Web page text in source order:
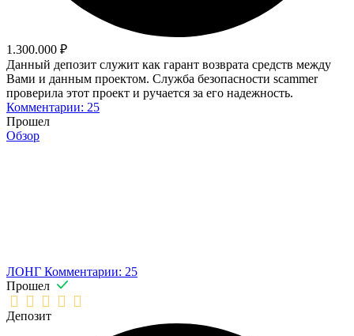
1.300.000 ₽
Данный депозит служит как гарант возврата средств между
Вами и данным проектом. Служба безопасности scammer
проверила этот проект и ручается за его надежность.
Комментарии: 25
Прошел
Обзор
ЛОНГ Комментарии: 25
Прошел
Депозит